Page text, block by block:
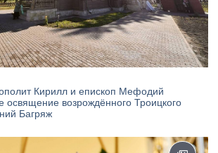
Кирилл и епископ Мефодий
освящение возрождённого Троицкого
Багряж